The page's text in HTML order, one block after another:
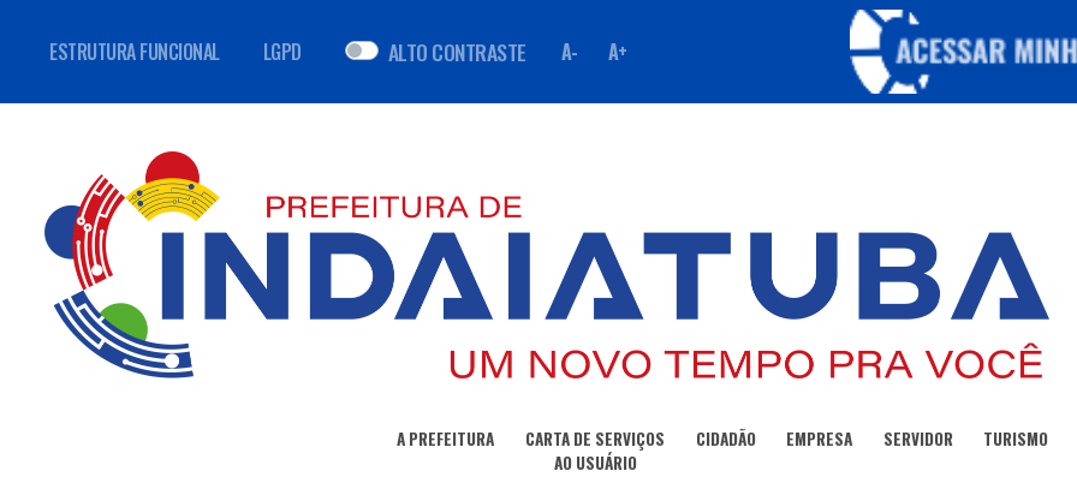
ESTRUTURA FUNCIONAL LGPD ALTO CONTRASTE A- A+
A PREFEITURA
CARTA DE SERVIÇOS
AO USUÁRIO
CIDADÃO EMPRESA SERVIDOR TURISMO